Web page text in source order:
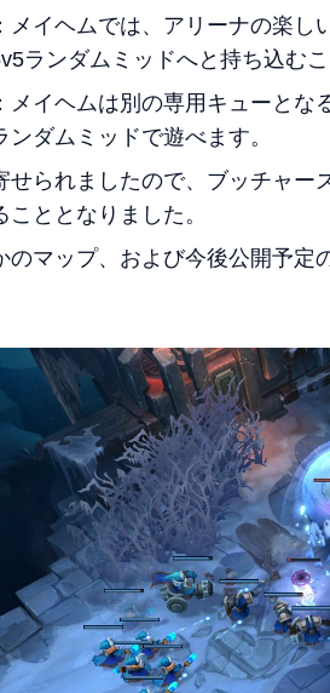
メイヘムでは、アリーナの楽し
ランダムミッドへと持ち込むこ
メイヘムは別の専用キューと
ダムミッドで遊べます。
せられましたので、ブッチャ
ととなりました。
のマップ、および今後公開予定